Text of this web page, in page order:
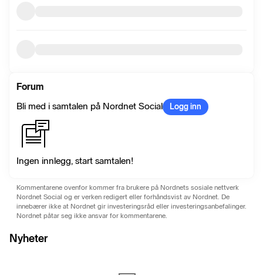
Forum
Bli med i samtalen på Nordnet Social
Logg inn
Ingen innlegg, start samtalen!
Kommentarene ovenfor kommer fra brukere på Nordnets sosiale nettverk
Nordnet Social og er verken redigert eller forhåndsvist av Nordnet. De
innebærer ikke at Nordnet gir investeringsråd eller investeringsanbefalinger.
Nordnet påtar seg ikke ansvar for kommentarene.
Nyheter